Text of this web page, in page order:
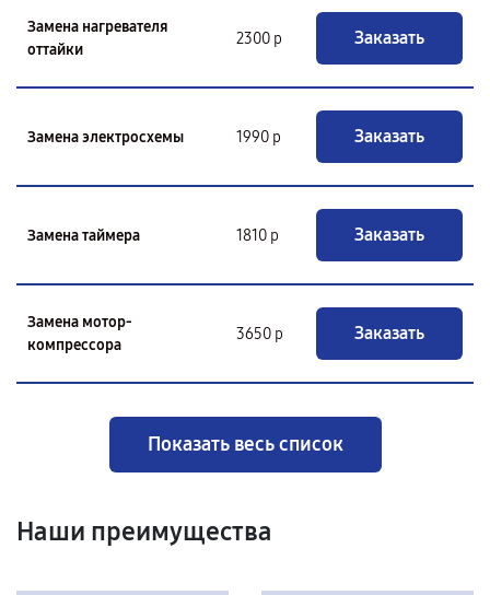
Замена нагревателя
оттайки
2300 р Заказать
Замена электросхемы 1990 р Заказать
Замена таймера 1810 р Заказать
Замена мотор-
компрессора
3650 р Заказать
Показать весь список
Наши преимущества